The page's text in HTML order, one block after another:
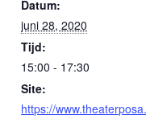
Datum:
juni 28, 2020
Tijd:
15:00 - 17:30
Site:
https://